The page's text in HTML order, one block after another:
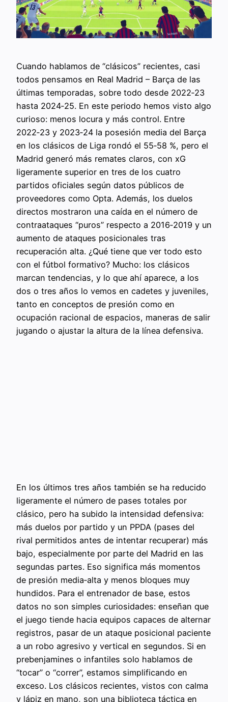
Cuando hablamos de “clásicos” recientes, casi
todos pensamos en Real Madrid – Barça de las
últimas temporadas, sobre todo desde 2022‑23
hasta 2024‑25. En este periodo hemos visto algo
curioso: menos locura y más control. Entre
2022‑23 y 2023‑24 la posesión media del Barça
en los clásicos de Liga rondó el 55‑58 %, pero el
Madrid generó más remates claros, con xG
ligeramente superior en tres de los cuatro
partidos oficiales según datos públicos de
proveedores como Opta. Además, los duelos
directos mostraron una caída en el número de
contraataques “puros” respecto a 2016‑2019 y un
aumento de ataques posicionales tras
recuperación alta. ¿Qué tiene que ver todo esto
con el fútbol formativo? Mucho: los clásicos
marcan tendencias, y lo que ahí aparece, a los
dos o tres años lo vemos en cadetes y juveniles,
tanto en conceptos de presión como en
ocupación racional de espacios, maneras de salir
jugando o ajustar la altura de la línea defensiva.
En los últimos tres años también se ha reducido
ligeramente el número de pases totales por
clásico, pero ha subido la intensidad defensiva:
más duelos por partido y un PPDA (pases del
rival permitidos antes de intentar recuperar) más
bajo, especialmente por parte del Madrid en las
segundas partes. Eso significa más momentos
de presión media‑alta y menos bloques muy
hundidos. Para el entrenador de base, estos
datos no son simples curiosidades: enseñan que
el juego tiende hacia equipos capaces de alternar
registros, pasar de un ataque posicional paciente
a un robo agresivo y vertical en segundos. Si en
prebenjamines o infantiles solo hablamos de
“tocar” o “correr”, estamos simplificando en
exceso. Los clásicos recientes, vistos con calma
y lápiz en mano, son una biblioteca táctica en